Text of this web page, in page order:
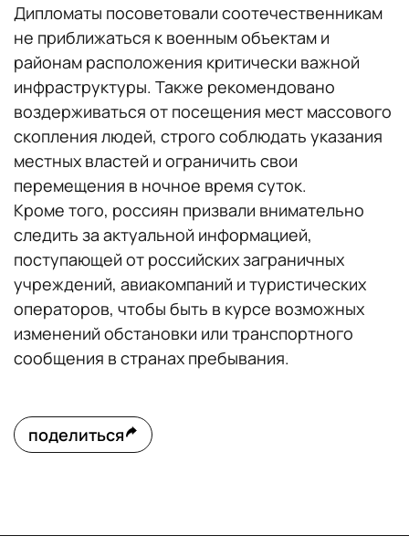
Дипломаты посоветовали соотечественникам
не приближаться к военным объектам и
районам расположения критически важной
инфраструктуры. Также рекомендовано
воздерживаться от посещения мест массового
скопления людей, строго соблюдать указания
местных властей и ограничить свои
перемещения в ночное время суток.
Кроме того, россиян призвали внимательно
следить за актуальной информацией,
поступающей от российских заграничных
учреждений, авиакомпаний и туристических
операторов, чтобы быть в курсе возможных
изменений обстановки или транспортного
сообщения в странах пребывания.
поделиться